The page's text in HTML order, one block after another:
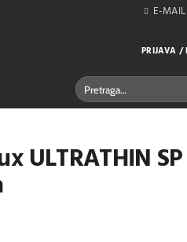
E-MAIL
PRIJAVA /
Pretraži:
ULTRATHIN